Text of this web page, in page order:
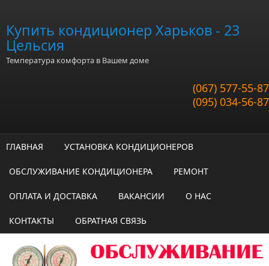
Купить кондиционер Харьков - 23
Цельсия
Температура комфорта в Вашем доме
(067) 577-55-87
(095) 034-56-87
ГЛАВНАЯ УСТАНОВКА КОНДИЦИОНЕРОВ
ОБСЛУЖИВАНИЕ КОНДИЦИОНЕРА РЕМОНТ
ОПЛАТА И ДОСТАВКА ВАКАНСИИ О НАС
КОНТАКТЫ ОБРАТНАЯ СВЯЗЬ